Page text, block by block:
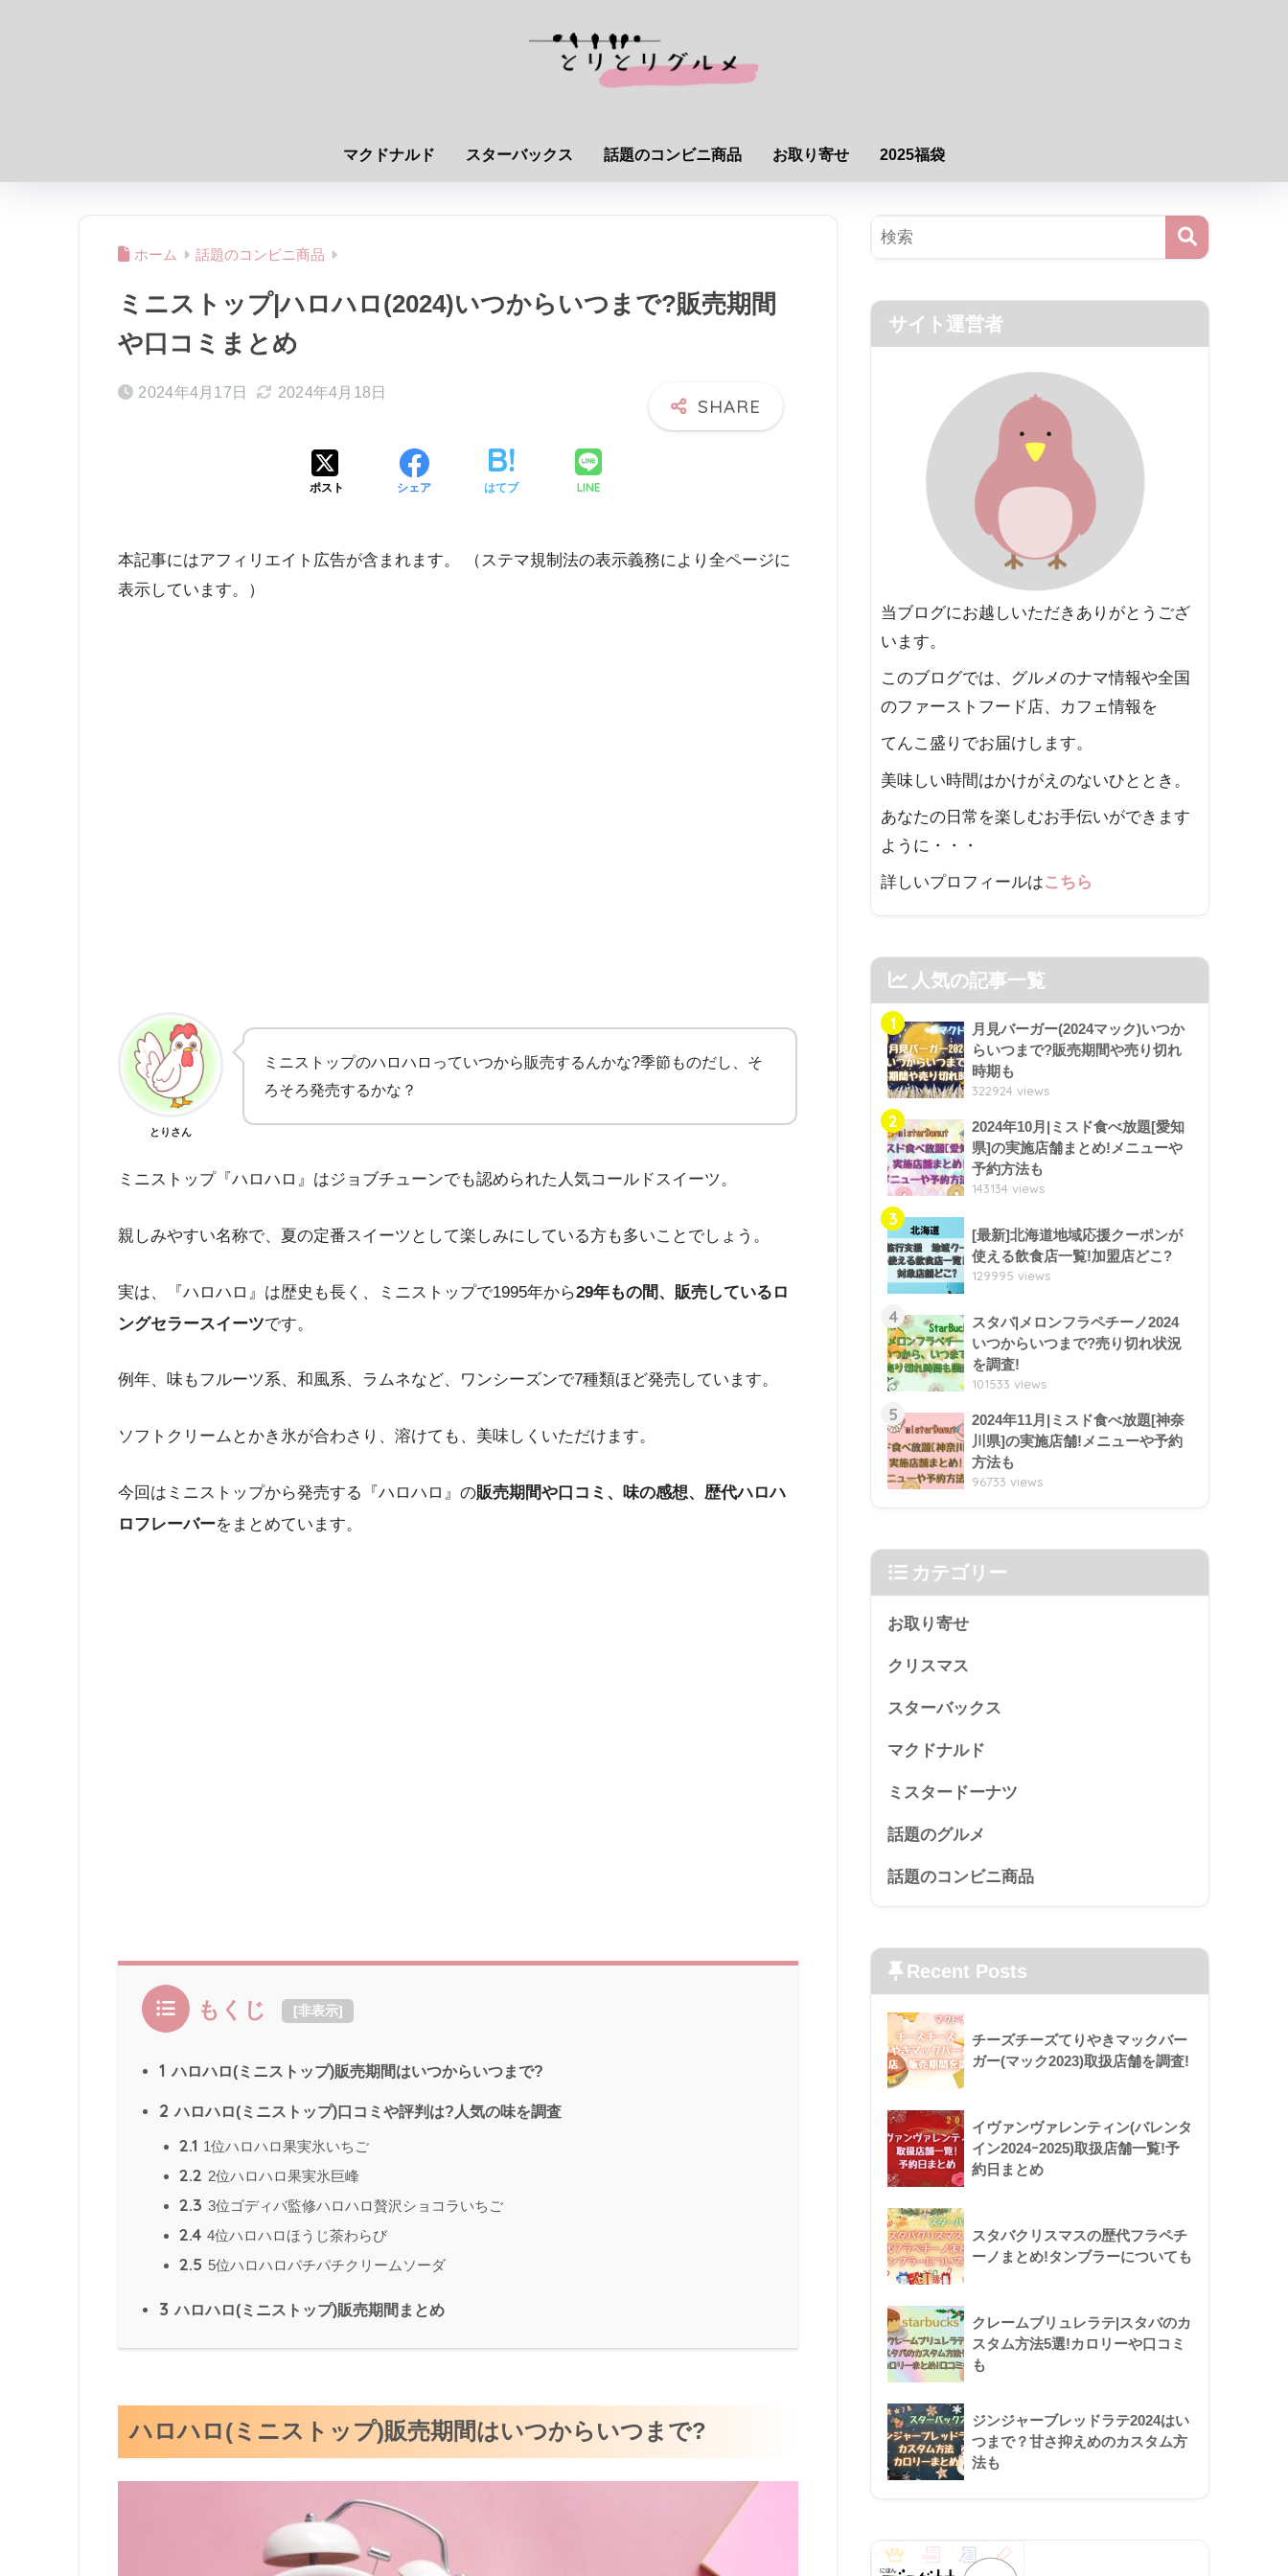
マクドナルド スターバックス 話題のコンビニ商品 お取り寄せ 2025福袋
ホーム 話題のコンビニ商品
ミニストップ|ハロハロ(2024)いつからいつまで?販売期間
や口コミまとめ
2024年4月17日 2024年4月18日
ポスト シェア はてブ LINE
本記事にはアフィリエイト広告が含まれます。 （ステマ規制法の表示義務により全ページに
表示しています。）
とりさん
ミニストップのハロハロっていつから販売するんかな?季節ものだし、そ
ろそろ発売するかな？
ミニストップ『ハロハロ』はジョブチューンでも認められた人気コールドスイーツ。
親しみやすい名称で、夏の定番スイーツとして楽しみにしている方も多いことでしょう。
実は、『ハロハロ』は歴史も長く、ミニストップで1995年から29年もの間、販売しているロ
ングセラースイーツです。
例年、味もフルーツ系、和風系、ラムネなど、ワンシーズンで7種類ほど発売しています。
ソフトクリームとかき氷が合わさり、溶けても、美味しくいただけます。
今回はミニストップから発売する『ハロハロ』の販売期間や口コミ、味の感想、歴代ハロハ
ロフレーバーをまとめています。
もくじ [非表示]
1 ハロハロ(ミニストップ)販売期間はいつからいつまで?
2 ハロハロ(ミニストップ)口コミや評判は?人気の味を調査
2.1 1位ハロハロ果実氷いちご
2.2 2位ハロハロ果実氷巨峰
2.3 3位ゴディバ監修ハロハロ贅沢ショコラいちご
2.4 4位ハロハロほうじ茶わらび
2.5 5位ハロハロパチパチクリームソーダ
3 ハロハロ(ミニストップ)販売期間まとめ
ハロハロ(ミニストップ)販売期間はいつからいつまで?
サイト運営者
当ブログにお越しいただきありがとうござ
います。
このブログでは、グルメのナマ情報や全国
のファーストフード店、カフェ情報を
てんこ盛りでお届けします。
美味しい時間はかけがえのないひととき。
あなたの日常を楽しむお手伝いができます
ように・・・
詳しいプロフィールはこちら
人気の記事一覧
1
月見バーガー(2024マック)いつか
らいつまで?販売期間や売り切れ
時期も
322924 views
2
2024年10月|ミスド食べ放題[愛知
県]の実施店舗まとめ!メニューや
予約方法も
143134 views
3
[最新]北海道地域応援クーポンが
使える飲食店一覧!加盟店どこ?
129995 views
4
スタバ|メロンフラペチーノ2024
いつからいつまで?売り切れ状況
を調査!
101533 views
5
2024年11月|ミスド食べ放題[神奈
川県]の実施店舗!メニューや予約
方法も
96733 views
カテゴリー
お取り寄せ
クリスマス
スターバックス
マクドナルド
ミスタードーナツ
話題のグルメ
話題のコンビニ商品
Recent Posts
チーズチーズてりやきマックバー
ガー(マック2023)取扱店舗を調査!
イヴァンヴァレンティン(バレンタ
イン2024ｰ2025)取扱店舗一覧!予
約日まとめ
スタバクリスマスの歴代フラペチ
ーノまとめ!タンブラーについても
クレームブリュレラテ|スタバのカ
スタム方法5選!カロリーや口コミ
も
ジンジャーブレッドラテ2024はい
つまで？甘さ抑えめのカスタム方
法も